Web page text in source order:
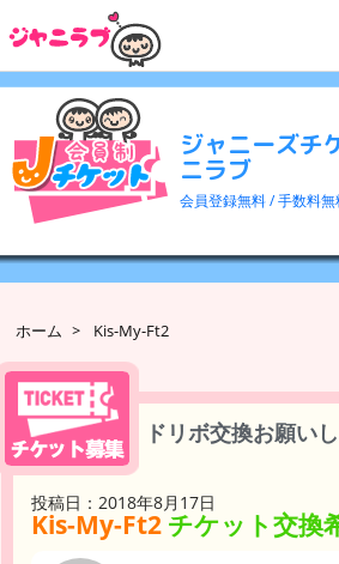
ジャニーズチ
ニラブ
会員登録無料 / 手数料
ホーム > Kis-My-Ft2
ドリボ交換お願い
投稿日：2018年8月17日
Kis-My-Ft2 チケット交換